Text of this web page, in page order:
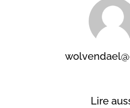
Lire